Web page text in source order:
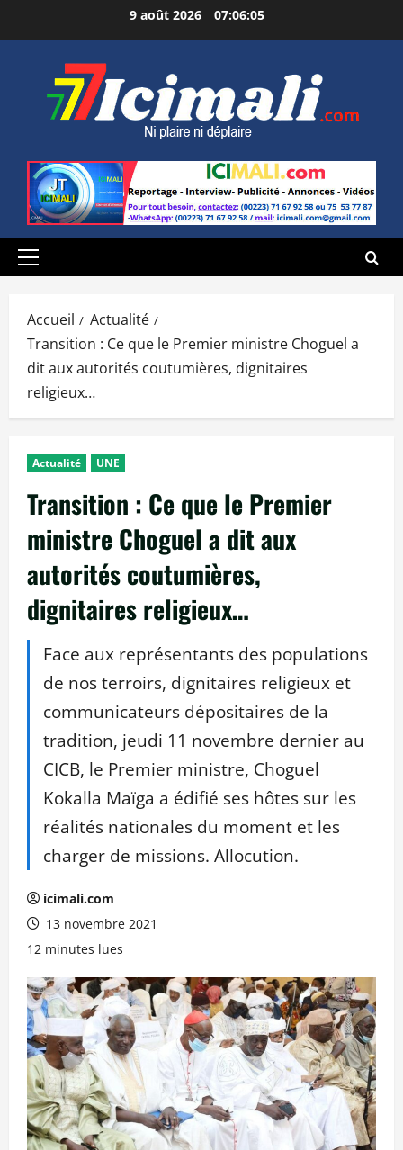
au
9 août 2026 07:06:06
Menu
Accueil
Actualité
Transition : Ce que le Premier ministre Choguel a
dit aux autorités coutumières, dignitaires
religieux…
Actualité UNE
Transition : Ce que le Premier
ministre Choguel a dit aux
autorités coutumières,
dignitaires religieux…
Face aux représentants des populations
de nos terroirs, dignitaires religieux et
communicateurs dépositaires de la
tradition, jeudi 11 novembre dernier au
CICB, le Premier ministre, Choguel
Kokalla Maïga a édifié ses hôtes sur les
réalités nationales du moment et les
charger de missions. Allocution.
icimali.com
13 novembre 2021
12 minutes lues